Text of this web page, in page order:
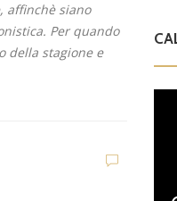
affinchè siano
Per quando
della stagione e
Giorgio